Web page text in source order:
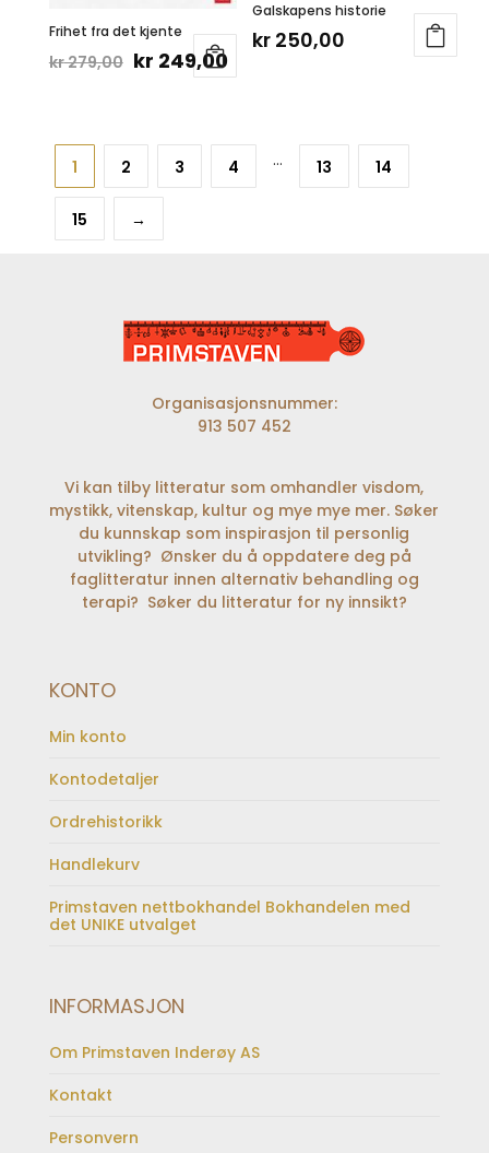
Frihet fra det kjente
kr279,00 Opprinnelig
kr 279,00.
kr 249,00Nåværende
kr 249,00.
Galskapens historie
kr 250,00
1 2 3 4 … 13 14
15 →
Organisasjonsnummer:
913 507 452
Vi kan tilby litteratur som omhandler visdom,
mystikk, vitenskap, kultur og mye mye mer. Søker
du kunnskap som inspirasjon til personlig
utvikling? Ønsker du å oppdatere deg på
faglitteratur innen alternativ behandling og
terapi? Søker du litteratur for ny innsikt?
KONTO
Min konto
Kontodetaljer
Ordrehistorikk
Handlekurv
Primstaven nettbokhandel Bokhandelen med
det UNIKE utvalget
INFORMASJON
Om Primstaven Inderøy AS
Kontakt
Personvern